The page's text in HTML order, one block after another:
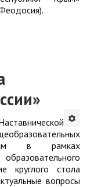
в рамках
круглого стола
вопросы